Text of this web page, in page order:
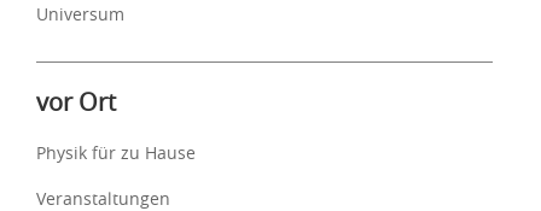
Universum
vor Ort
Physik für zu Hause
Veranstaltungen